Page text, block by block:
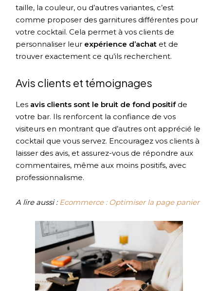
taille, la couleur, ou d’autres variantes, c’est
comme proposer des garnitures différentes pour
votre cocktail. Cela permet à vos clients de
personnaliser leur expérience d’achat et de
trouver exactement ce qu’ils recherchent.
Avis clients et témoignages
Les avis clients sont le bruit de fond positifde
votre bar. Ils renforcent la confiance de vos
visiteurs en montrant que d’autres ont apprécié le
cocktail que vous servez. Encouragez vos clients à
laisser des avis, et assurez-vous de répondre aux
commentaires, même aux moins positifs, avec
professionnalisme.
A lire aussi : Ecommerce : Optimiser la page panier